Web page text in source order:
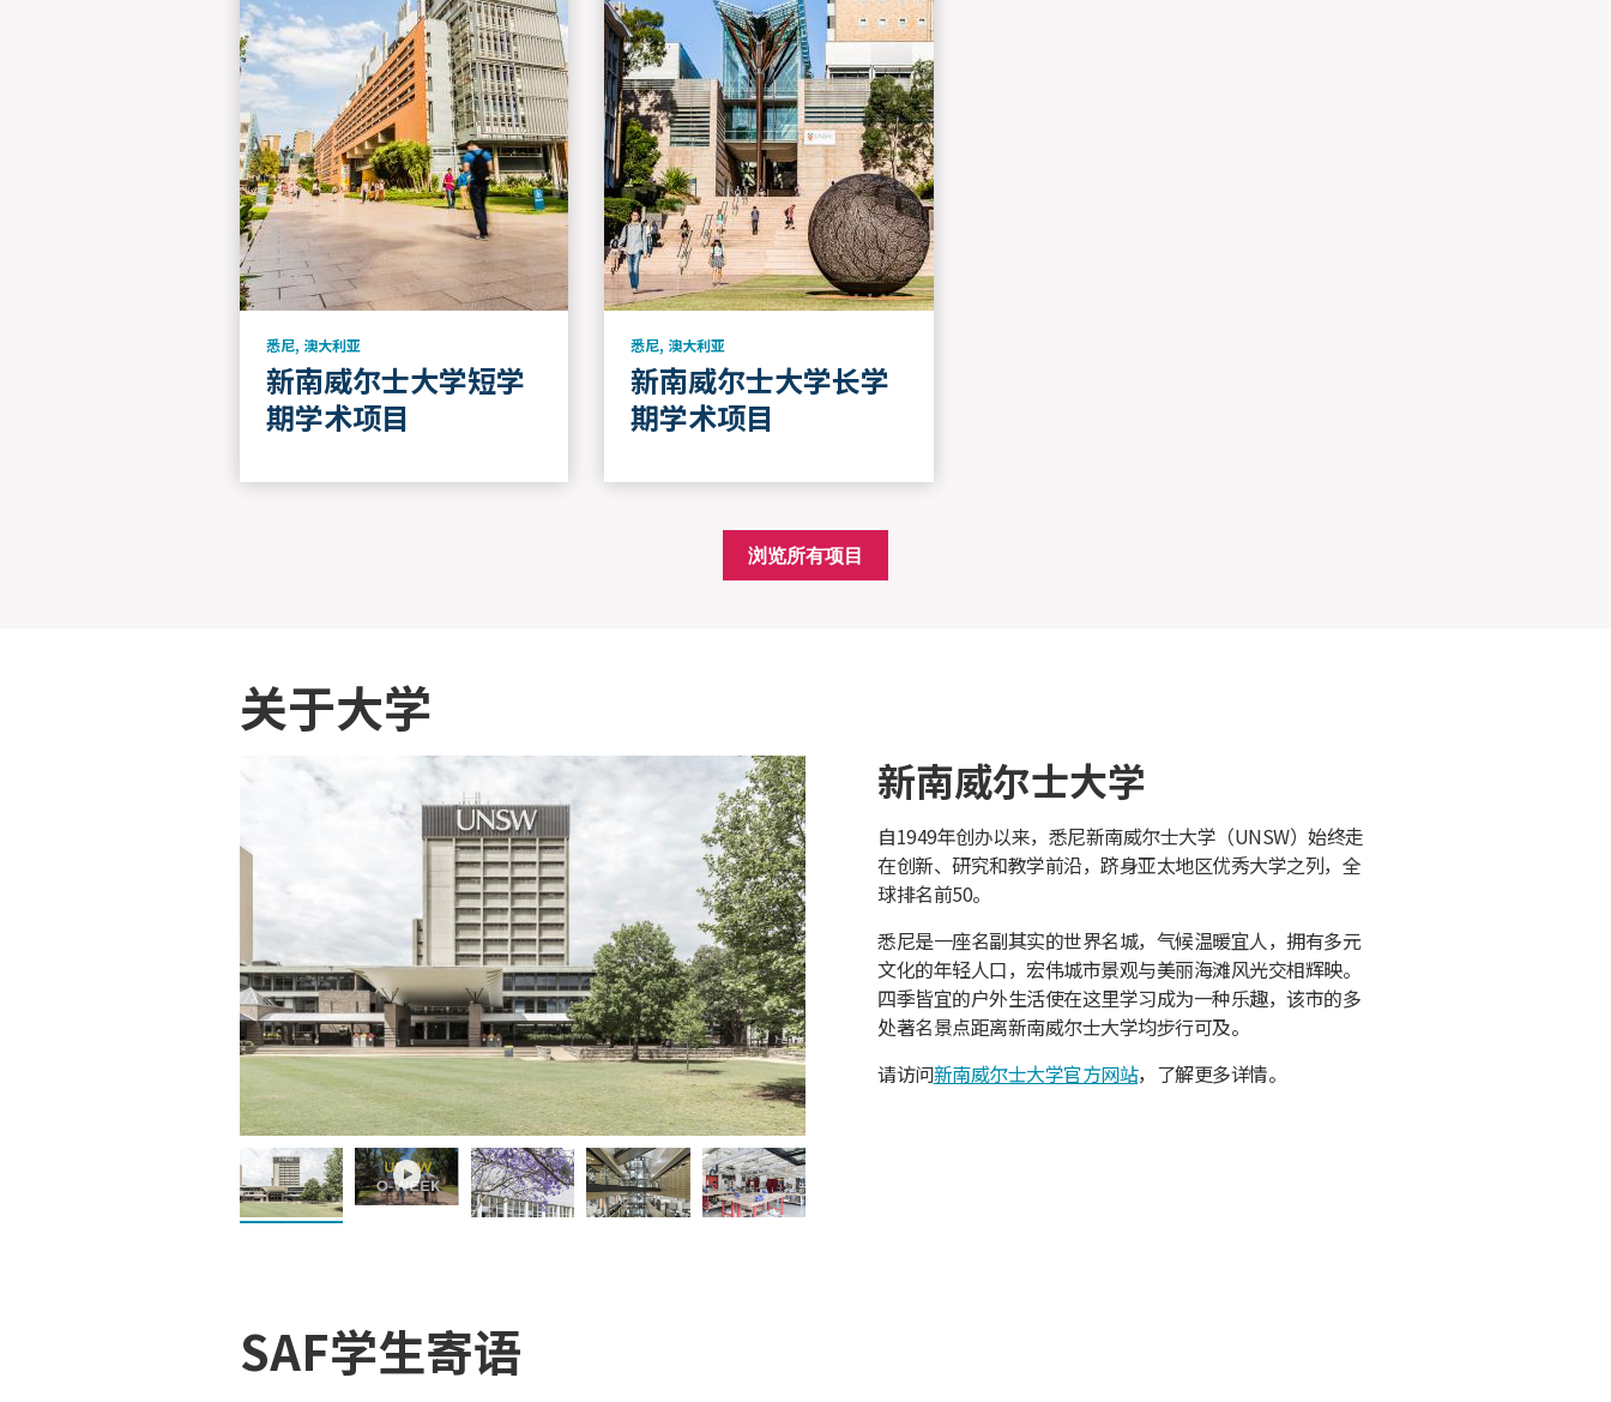
悉尼, 澳大利亚
新南威尔士大学短学
期学术项目
悉尼, 澳大利亚
新南威尔士大学长学
期学术项目
浏览所有项目
关于大学
play
play
新南威尔士大学
自1949年创办以来，悉尼新南威尔士大学（UNSW）始终走
在创新、研究和教学前沿，跻身亚太地区优秀大学之列，全
球排名前50。
悉尼是一座名副其实的世界名城，气候温暖宜人，拥有多元
文化的年轻人口，宏伟城市景观与美丽海滩风光交相辉映。
四季皆宜的户外生活使在这里学习成为一种乐趣，该市的多
处著名景点距离新南威尔士大学均步行可及。
请访问新南威尔士大学官方网站，了解更多详情。
SAF学生寄语